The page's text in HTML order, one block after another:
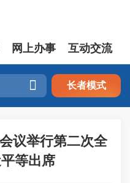
网上办事 互动交流
 长者模式
议举行第二次全
等出席